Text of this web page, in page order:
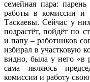
семейная пара:
работы в комиссии и
Таскаевы. Сейчас у
подрастёт, пойдёт по
и папу – работников
избирал в участковую
видно, была у него «в
сама являюсь
комиссии и работу